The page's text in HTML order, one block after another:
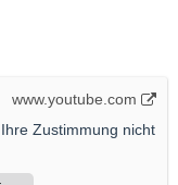
www.youtube.com
Zustimmung nicht